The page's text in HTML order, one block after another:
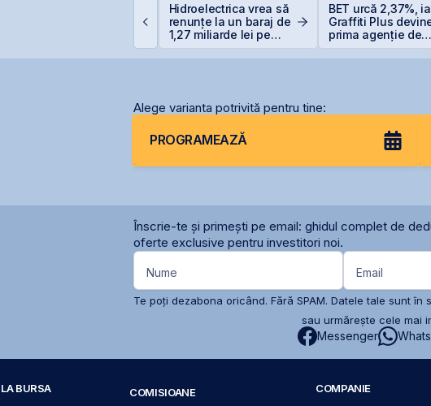
Hidroelectrica vrea să
renunțe la un baraj de
1,27 miliarde lei pe
BET urcă 2,37%,
Graffiti Plus
prima agenție de
Alege varianta potrivită pentru tine:
PROGRAMEAZĂ
Înscrie-te și primești pe email: ghidul complet de
oferte exclusive pentru investitori noi.
Nume Email
Te poți dezabona oricând. Fără SPAM. Datele tale sunt în
sau urmărește cele mai
Messenger
BURSA
COMISIOANE
COMPANIE